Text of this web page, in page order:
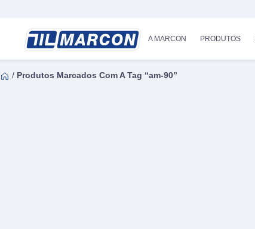
A MARCON PRODUTOS
/ Produtos Marcados Com A Tag “am-90”